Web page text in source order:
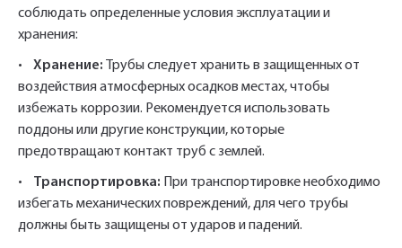
соблюдать определенные условия эксплуатации и
хранения:
• Хранение: Трубы следует хранить в защищенных от
воздействия атмосферных осадков местах, чтобы
избежать коррозии. Рекомендуется использовать
поддоны или другие конструкции, которые
предотвращают контакт труб с землей.
• Транспортировка: При транспортировке необходимо
избегать механических повреждений, для чего трубы
должны быть защищены от ударов и падений.